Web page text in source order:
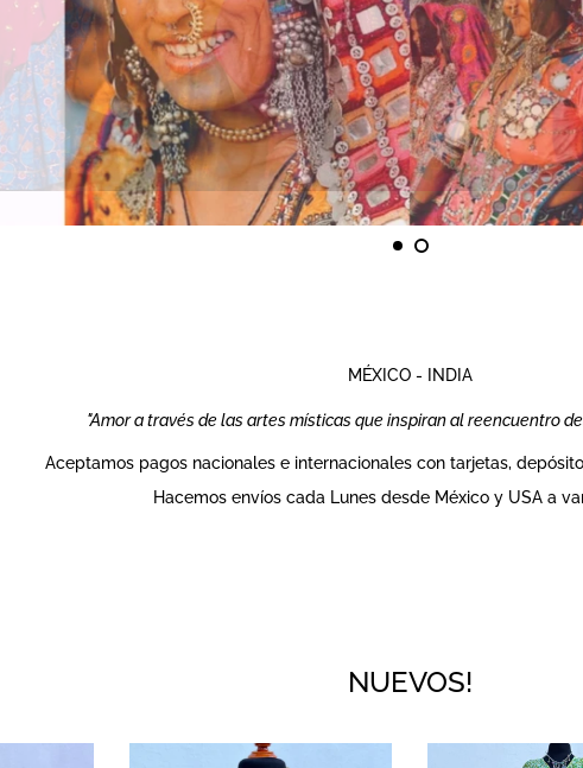
MÉXICO - INDIA
"Amor a través de las artes místicas que inspiran al reencuentro
Aceptamos pagos nacionales e internacionales con tarjetas,
Hacemos envíos cada Lunes desde México y USA a
NUEVOS!